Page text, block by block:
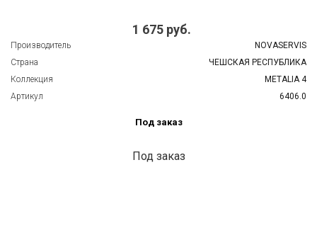
1 675 руб.
Производитель
NOVASERVIS
Страна
ЧЕШСКАЯ РЕСПУБЛИКА
Коллекция
METALIA 4
Артикул
6406.0
Под заказ
Под заказ